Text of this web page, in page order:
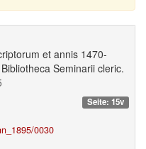
et annis 1470-
Seminarii cleric.
Seite: 15v
0030